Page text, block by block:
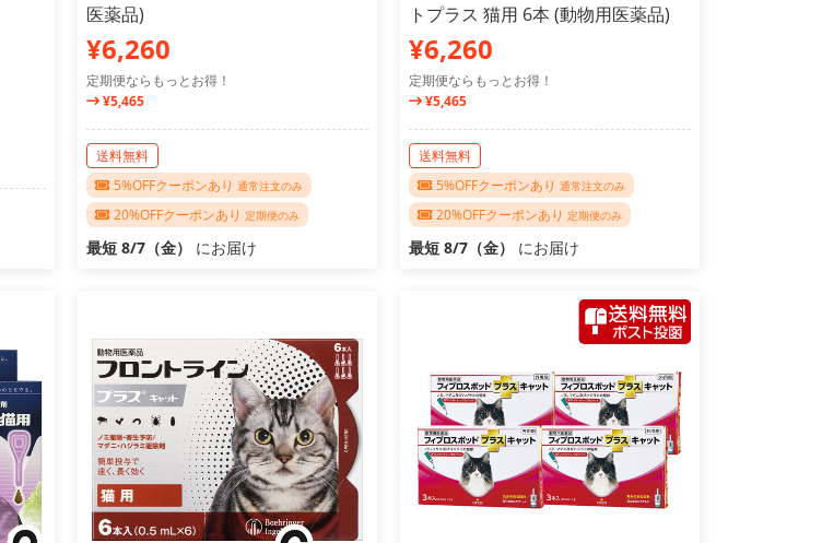
医薬品)
¥6,260
定期便ならもっとお得！
¥5,465
送料無料
5%OFFクーポンあり 通常注文のみ
20%OFFクーポンあり 定期便のみ
最短 8/7（金） にお届け
トプラス 猫用 6本 (動物用医薬品)
¥6,260
定期便ならもっとお得！
¥5,465
送料無料
5%OFFクーポンあり 通常注文のみ
20%OFFクーポンあり 定期便のみ
最短 8/7（金） にお届け